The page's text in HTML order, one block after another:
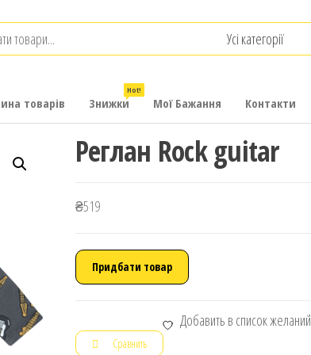
товарів Знижки
Hot!
Мої Бажання Контакти
Реглан Rock guitar
₴519
Придбати товар
Добавить в список желаний
Сравнить